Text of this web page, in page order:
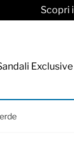
Scopri i
Exclusive